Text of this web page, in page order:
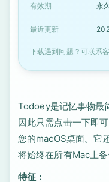
有效期 永
最近更新
下载遇到问题？可联系
Todoey是记忆事物最
因此只需点击一下即
您的macOS桌面。它
将始终在所有Mac上备
特征：